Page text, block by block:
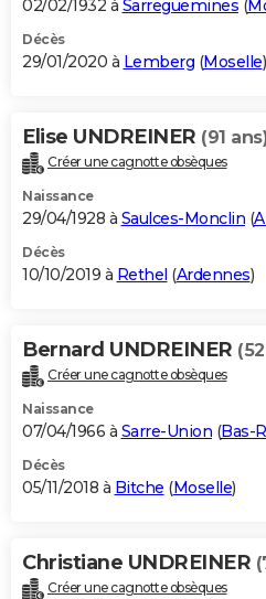
02/02/1932 à Sarreguemines (
Décès
29/01/2020 à Lemberg (Moselle)
Elise UNDREINER (91
Créer une cagnotte obsèques
Naissance
29/04/1928 à Saulces-Monclin (
Décès
10/10/2019 à Rethel (Ardennes)
Bernard UNDREINER
Créer une cagnotte obsèques
Naissance
07/04/1966 à Sarre-Union (Bas-
Décès
05/11/2018 à Bitche (Moselle)
Christiane UNDREINER
Créer une cagnotte obsèques